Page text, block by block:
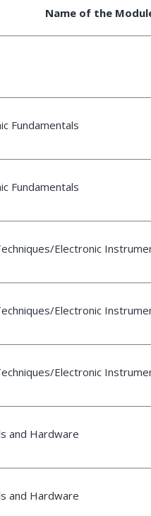
Name of the
Fundamentals
Fundamentals
Electronic
Electronic
Electronic
and Hardware
and Hardware